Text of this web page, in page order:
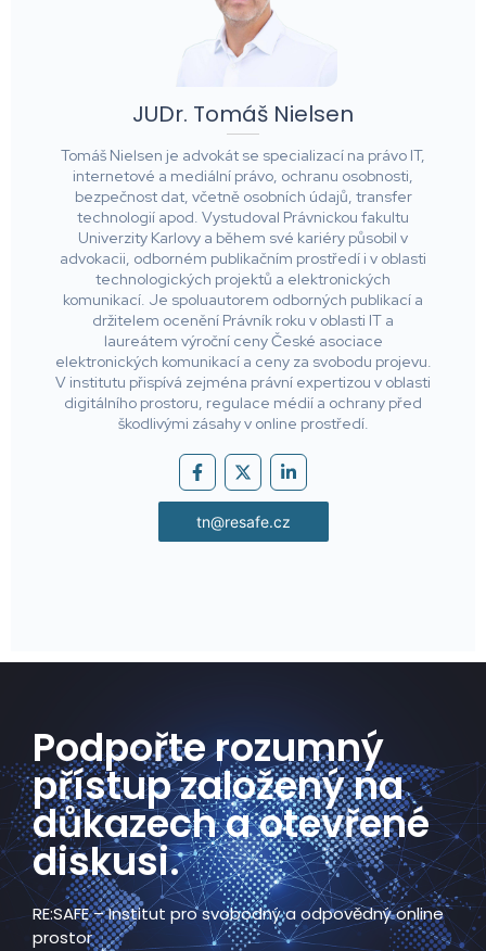
JUDr. Tomáš Nielsen
Tomáš Nielsen je advokát se specializací na právo IT,
internetové a mediální právo, ochranu osobnosti,
bezpečnost dat, včetně osobních údajů, transfer
technologií apod. Vystudoval Právnickou fakultu
Univerzity Karlovy a během své kariéry působil v
advokacii, odborném publikačním prostředí i v oblasti
technologických projektů a elektronických
komunikací. Je spoluautorem odborných publikací a
držitelem ocenění Právník roku v oblasti IT a
laureátem výroční ceny České asociace
elektronických komunikací a ceny za svobodu projevu.
V institutu přispívá zejména právní expertizou v oblasti
digitálního prostoru, regulace médií a ochrany před
škodlivými zásahy v online prostředí.
tn@resafe.cz
Podpořte rozumný
přístup založený na
důkazech a otevřené
diskusi.​
RE:SAFE – Institut pro svobodný a odpovědný online
prostor